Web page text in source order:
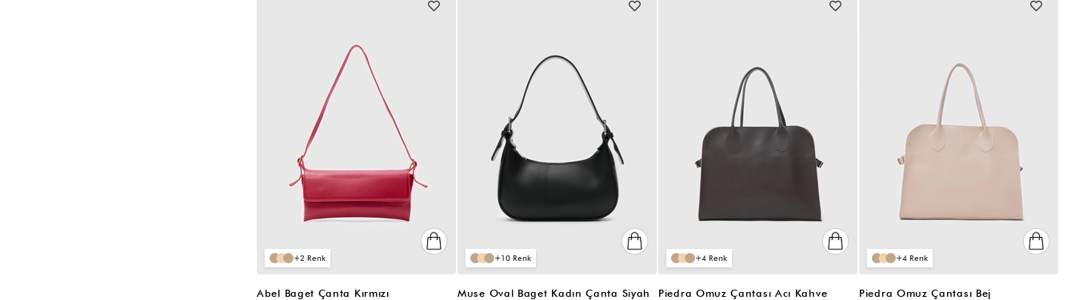
2
Abel Baget Çanta Kırmızı
10
Muse Oval Baget Kadın Çanta Siyah
4
Piedra Omuz Çantası Acı Kahve
4
Piedra Omuz Çantası Bej